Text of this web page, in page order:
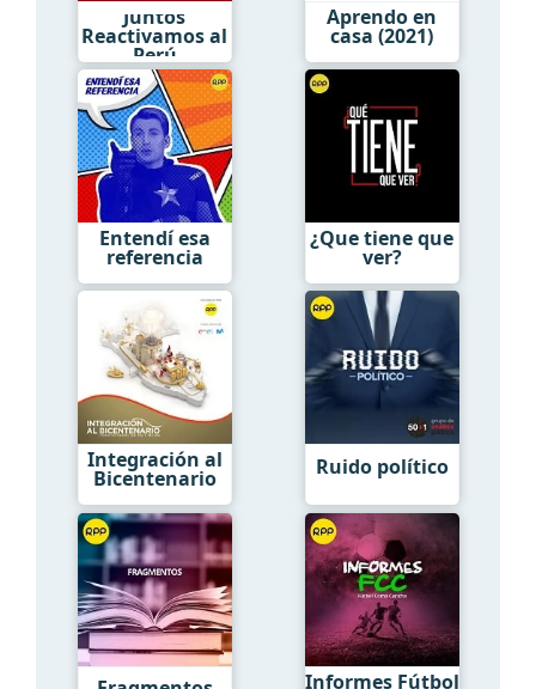
Juntos
Reactivamos al
Perú
Aprendo en
casa (2021)
Entendí esa
referencia
¿Que tiene que
ver?
Integración al
Bicentenario Ruido político
Informes Fútbol